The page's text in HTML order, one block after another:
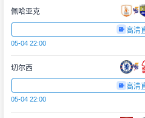
佩哈亚克
高清
05-04 22:00
切尔西
高清
05-04 22:00